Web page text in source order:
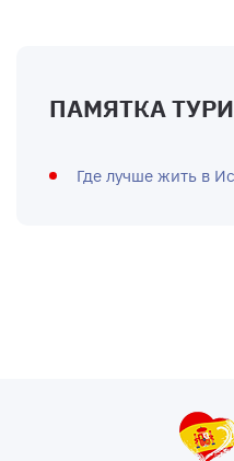
ПАМЯТКА
Где лучше жить в